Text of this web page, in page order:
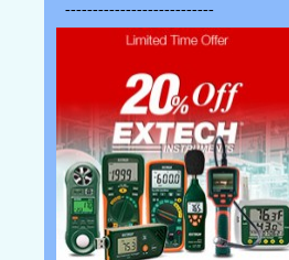
---------------------------